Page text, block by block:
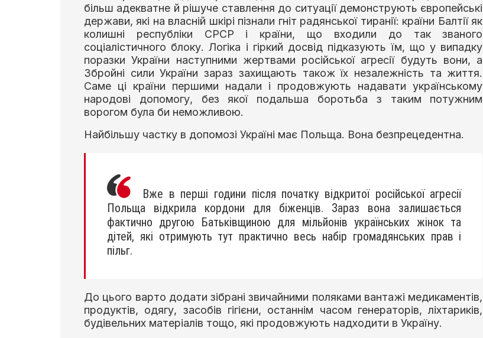
більш адекватне й рішуче ставлення до ситуації демонструють європейські
держави, які на власній шкірі пізнали гніт радянської тиранії: країни Балтії як
колишні республіки СРСР і країни, що входили до так званого
соціалістичного блоку. Логіка і гіркий досвід підказують їм, що у випадку
поразки України наступними жертвами російської агресії будуть вони, а
Збройні сили України зараз захищають також їх незалежність та життя.
Саме ці країни першими надали і продовжують надавати українському
народові допомогу, без якої подальша боротьба з таким потужним
ворогом була би неможливою.
Найбільшу частку в допомозі Україні має Польща. Вона безпрецедентна.
Вже в перші години після початку відкритої російської агресії
Польща відкрила кордони для біженців. Зараз вона залишається
фактично другою Батьківщиною для мільйонів українських жінок та
дітей, які отримують тут практично весь набір громадянських прав і
пільг.
До цього варто додати зібрані звичайними поляками вантажі медикаментів,
продуктів, одягу, засобів гігієни, останнім часом генераторів, ліхтариків,
будівельних матеріалів тощо, які продовжують надходити в Україну.